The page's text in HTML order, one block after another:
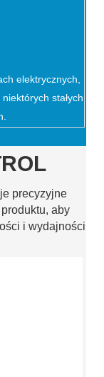
elektrycznych,
stałych
precyzyjne
aby
i wydajności